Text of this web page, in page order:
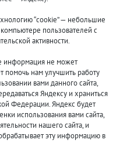
приманки"
“cookie” — небольшие
пользователей с
активности.
информация не может
помочь нам улучшить работу
вами данного сайта,
Яндексу и храниться
Федерации. Яндекс будет
использования вами сайта,
нашего сайта, и
эту информацию в